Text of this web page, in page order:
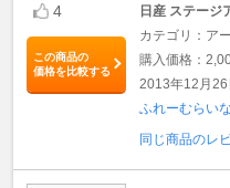
4
この商品の
価格を比較する
日産 ステージ
カテゴリ：ア
購入価格：
2013年12月
ふれーむらい
同じ商品のレ